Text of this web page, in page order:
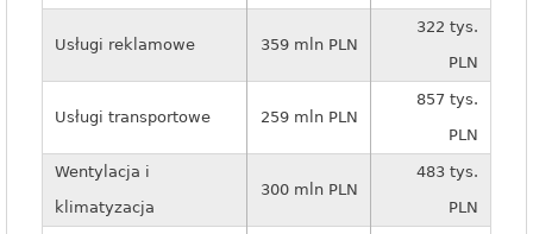
Usługi reklamowe 359 mln PLN
322 tys.
PLN
Usługi transportowe 259 mln PLN
857 tys.
PLN
Wentylacja i
klimatyzacja
300 mln PLN
483 tys.
PLN